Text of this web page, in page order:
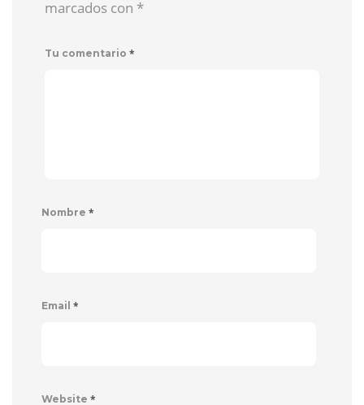
marcados con *
Tu comentario *
Nombre *
Email *
Website *